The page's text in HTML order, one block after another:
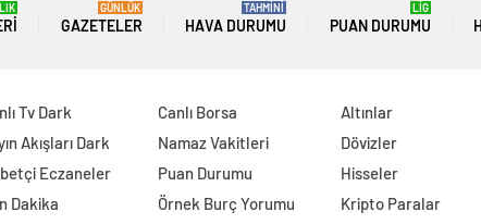
GAZETELER
GÜNLÜK
HAVA DURUMU
TAHMİNİ
PUAN DURUMU
LİG
Tv Dark
Akışları Dark
Eczaneler
Dakika
Canlı Borsa
Namaz Vakitleri
Puan Durumu
Örnek Burç Yorumu
Altınlar
Dövizler
Hisseler
Kripto Paralar